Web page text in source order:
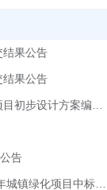
结果公告
结果公告
告